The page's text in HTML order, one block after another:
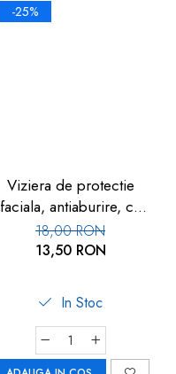
-25%
Viziera de protectie
faciala, antiaburire, cu
burete si elastic, set 3
buc, FM-05
18,00 RON
13,50 RON
In Stoc